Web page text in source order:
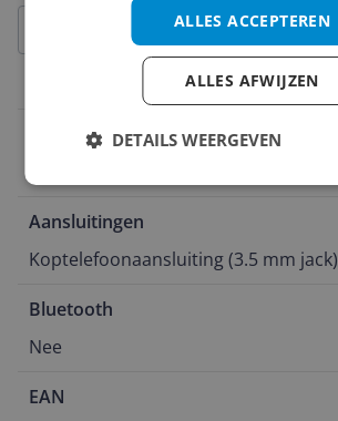
Aansluitingen
Connectiviteit
Aansluitingen
Koptelefoonaansluiting (3.5 mm jack)
Bluetooth
Nee
EAN
ALLES ACCEPTEREN
ALLES AFWIJZEN
DETAILS WEERGEVEN